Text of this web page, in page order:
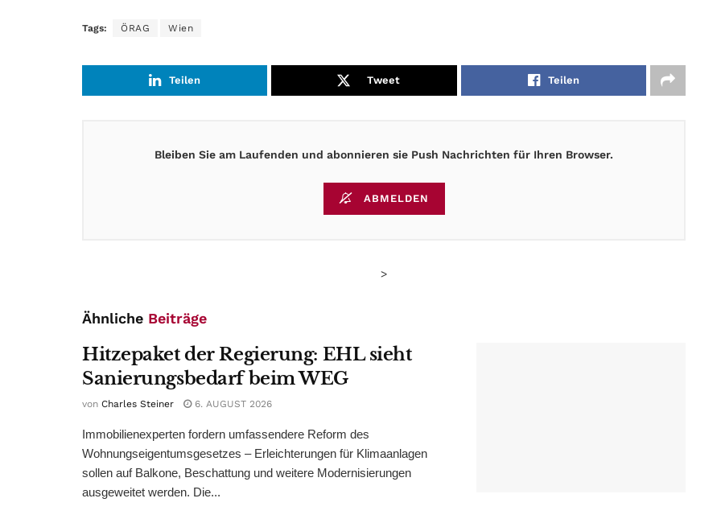
Tags: ÖRAG Wien
Teilen Tweet Teilen
Bleiben Sie am Laufenden und abonnieren sie Push Nachrichten für Ihren Browser.
ABMELDEN
>
Ähnliche Beiträge
Hitzepaket der Regierung: EHL sieht
Sanierungsbedarf beim WEG
von Charles Steiner 6. AUGUST 2026
Immobilienexperten fordern umfassendere Reform des
Wohnungseigentumsgesetzes – Erleichterungen für Klimaanlagen
sollen auf Balkone, Beschattung und weitere Modernisierungen
ausgeweitet werden. Die...